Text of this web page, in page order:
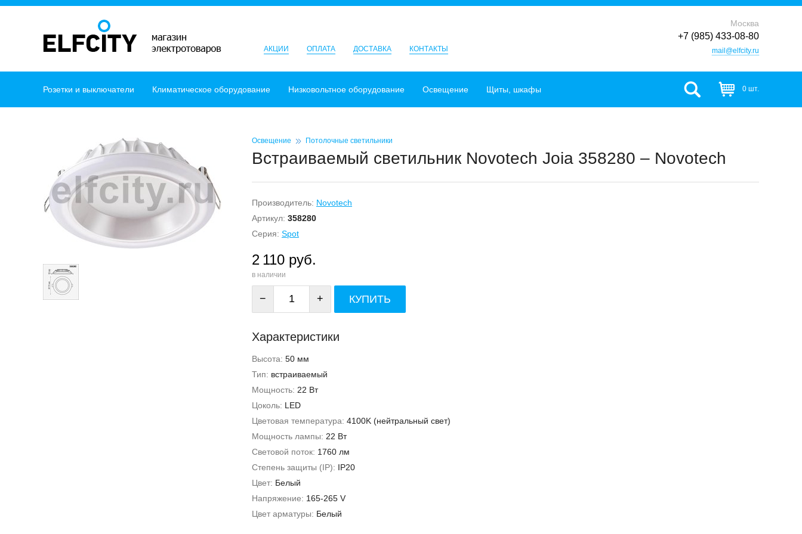
АКЦИИ ОПЛАТА ДОСТАВКА КОНТАКТЫ
Москва
+7 (985) 433-08-80
mail@elfcity.ru
Розетки и выключатели Климатическое оборудование Низковольтное оборудование Освещение Щиты, шкафы 0 шт.
Освещение Потолочные светильники
Встраиваемый светильник Novotech Joia 358280 – Novotech
Производитель: Novotech
Артикул: 358280
Серия: Spot
2 110 руб.
в наличии
− + КУПИТЬ
Характеристики
Высота: 50 мм
Тип: встраиваемый
Мощность: 22 Вт
Цоколь: LED
Цветовая температура: 4100K (нейтральный свет)
Мощность лампы: 22 Вт
Световой поток: 1760 лм
Степень защиты (IP): IP20
Цвет: Белый
Напряжение: 165-265 V
Цвет арматуры: Белый